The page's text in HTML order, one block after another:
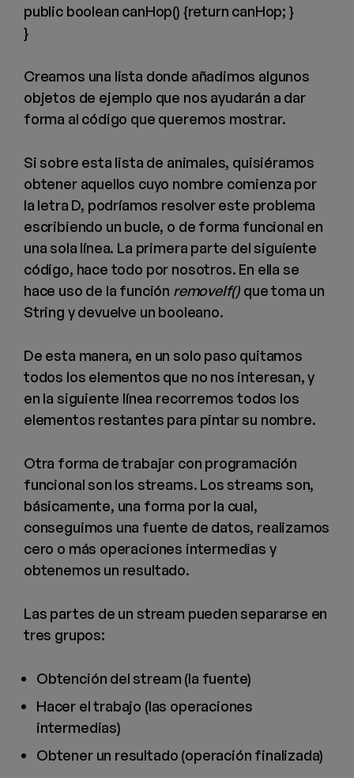
public boolean canHop() {return canHop; }
}
Creamos una lista donde añadimos algunos
objetos de ejemplo que nos ayudarán a dar
forma al código que queremos mostrar.
Si sobre esta lista de animales, quisiéramos
obtener aquellos cuyo nombre comienza por
la letra D, podríamos resolver este problema
escribiendo un bucle, o de forma funcional en
una sola línea. La primera parte del siguiente
código, hace todo por nosotros. En ella se
hace uso de la función removeIf() que toma un
String y devuelve un booleano.
De esta manera, en un solo paso quitamos
todos los elementos que no nos interesan, y
en la siguiente línea recorremos todos los
elementos restantes para pintar su nombre.
Otra forma de trabajar con programación
funcional son los streams. Los streams son,
básicamente, una forma por la cual,
conseguimos una fuente de datos, realizamos
cero o más operaciones intermedias y
obtenemos un resultado.
Las partes de un stream pueden separarse en
tres grupos:
Obtención del stream (la fuente)
Hacer el trabajo (las operaciones
intermedias)
Obtener un resultado (operación finalizada)